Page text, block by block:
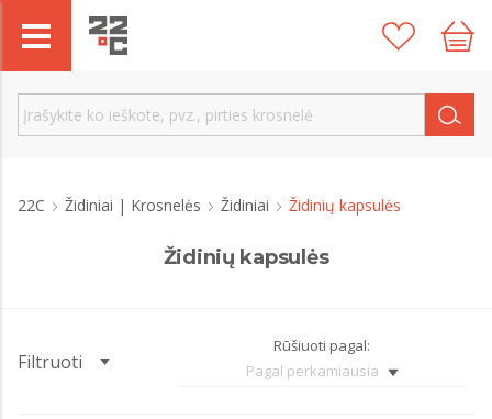
22C Židiniai | Krosnelės Židiniai Židinių kapsulės
Židinių kapsulės
Filtruoti
Rūšiuoti pagal:
Pagal perkamiausia